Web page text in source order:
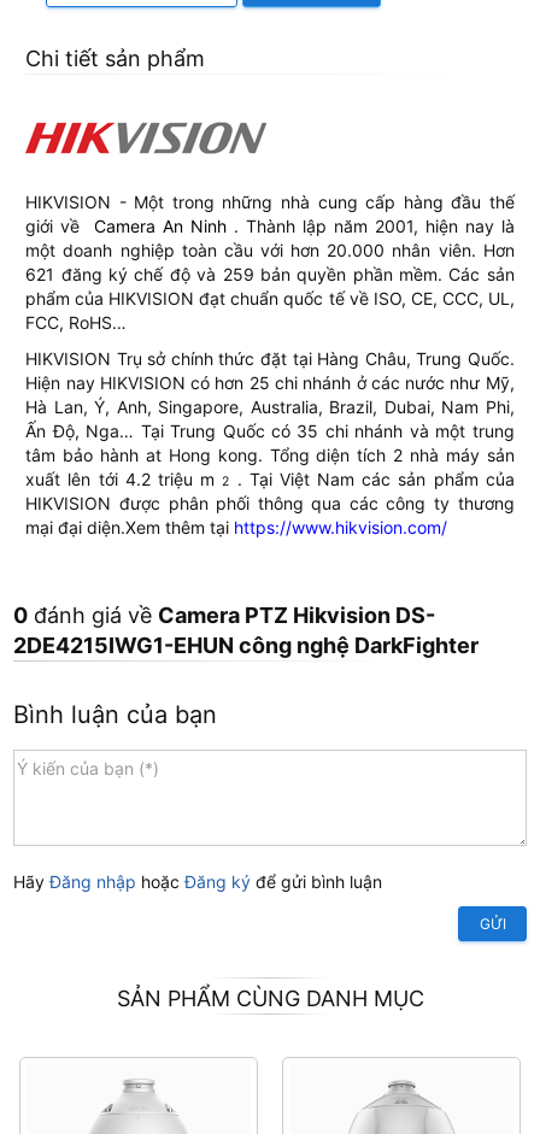
Chi tiết sản phẩm
HIKVISION - Một trong những nhà cung cấp hàng đầu thế
giới vềCamera An Ninh . Thành lập năm 2001, hiện nay là
một doanh nghiệp toàn cầu với hơn 20.000 nhân viên. Hơn
621 đăng ký chế độ và 259 bản quyền phần mềm. Các sản
phẩm của HIKVISION đạt chuẩn quốc tế về ISO, CE, CCC, UL,
FCC, RoHS…
HIKVISION Trụ sở chính thức đặt tại Hàng Châu, Trung Quốc.
Hiện nay HIKVISION có hơn 25 chi nhánh ở các nước như Mỹ,
Hà Lan, Ý, Anh, Singapore, Australia, Brazil, Dubai, Nam Phi,
Ấn Độ, Nga… Tại Trung Quốc có 35 chi nhánh và một trung
tâm bảo hành at Hong kong. Tổng diện tích 2 nhà máy sản
xuất lên tới 4.2 triệu m 2
. Tại Việt Nam các sản phẩm của
HIKVISION được phân phối thông qua các công ty thương
mại đại diện.Xem thêm tại https://www.hikvision.com/
0 đánh giá về Camera PTZ Hikvision DS-
2DE4215IWG1-EHUN công nghệ DarkFighter
Bình luận của bạn
HãyĐăng nhập hoặcĐăng ký để gửi bình luận
GỬI
SẢN PHẨM CÙNG DANH MỤC